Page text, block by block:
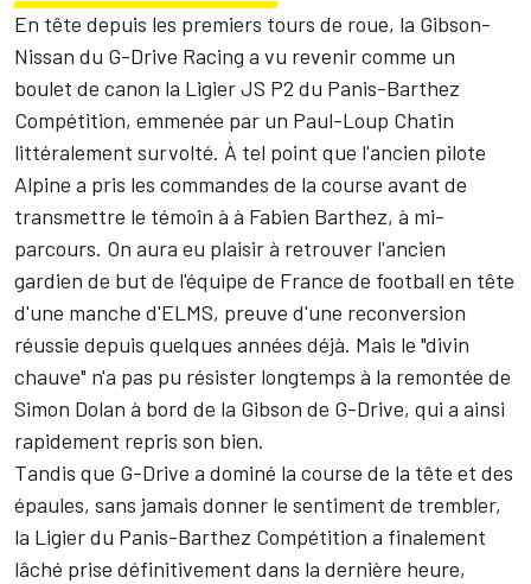
En tête depuis les premiers tours de roue, la Gibson-
Nissan du G-Drive Racing a vu revenir comme un
boulet de canon la Ligier JS P2 du Panis-Barthez
Compétition, emmenée par un Paul-Loup Chatin
littéralement survolté. À tel point que l'ancien pilote
Alpine a pris les commandes de la course avant de
transmettre le témoin à à Fabien Barthez, à mi-
parcours. On aura eu plaisir à retrouver l'ancien
gardien de but de l'équipe de France de football en tête
d'une manche d'ELMS, preuve d'une reconversion
réussie depuis quelques années déjà. Mais le "divin
chauve" n'a pas pu résister longtemps à la remontée de
Simon Dolan à bord de la Gibson de G-Drive, qui a ainsi
rapidement repris son bien.
Tandis que G-Drive a dominé la course de la tête et des
épaules, sans jamais donner le sentiment de trembler,
la Ligier du Panis-Barthez Compétition a finalement
lâché prise définitivement dans la dernière heure,